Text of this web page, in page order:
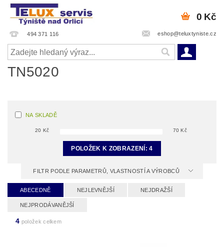
494 371 116 eshop@teluxtyniste.cz
0 Kč
TN5020
NA SKLADĚ
20 Kč 70 Kč
POLOŽEK K ZOBRAZENÍ:4
FILTR PODLE PARAMETRŮ, VLASTNOSTÍ A VÝROBCŮ
ABECEDNĚ NEJLEVNĚJŠÍ NEJDRAŽŠÍ
NEJPRODÁVANĚJŠÍ
4 položek celkem